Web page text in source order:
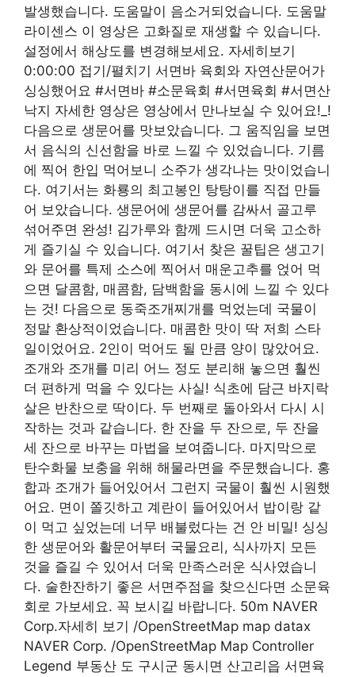
발생했습니다. 도움말이 음소거되었습니다. 도움말
라이센스 이 영상은 고화질로 재생할 수 있습니다.
설정에서 해상도를 변경해보세요. 자세히보기
0:00:00 접기/펼치기 서면바 육회와 자연산문어가
싱싱했어요 #서면바 #소문육회 #서면육회 #서면산
낙지 자세한 영상은 영상에서 만나보실 수 있어요!_!
다음으로 생문어를 맛보았습니다. 그 움직임을 보면
서 음식의 신선함을 바로 느낄 수 있었습니다. 기름
에 찍어 한입 먹어보니 소주가 생각나는 맛이었습니
다. 여기서는 화룡의 최고봉인 탕탕이를 직접 만들
어 보았습니다. 생문어에 생문어를 감싸서 골고루
섞어주면 완성! 김가루와 함께 드시면 더욱 고소하
게 즐기실 수 있습니다. 여기서 찾은 꿀팁은 생고기
와 문어를 특제 소스에 찍어서 매운고추를 얹어 먹
으면 달콤함, 매콤함, 담백함을 동시에 느낄 수 있다
는 것! 다음으로 동죽조개찌개를 먹었는데 국물이
정말 환상적이었습니다. 매콤한 맛이 딱 저희 스타
일이었어요. 2인이 먹어도 될 만큼 양이 많았어요.
조개와 조개를 미리 어느 정도 분리해 놓으면 훨씬
더 편하게 먹을 수 있다는 사실! 식초에 담근 바지락
살은 반찬으로 딱이다. 두 번째로 돌아와서 다시 시
작하는 것과 같습니다. 한 잔을 두 잔으로, 두 잔을
세 잔으로 바꾸는 마법을 보여줍니다. 마지막으로
탄수화물 보충을 위해 해물라면을 주문했습니다. 홍
합과 조개가 들어있어서 그런지 국물이 훨씬 시원했
어요. 면이 쫄깃하고 계란이 들어있어서 밥이랑 같
이 먹고 싶었는데 너무 배불렀다는 건 안 비밀! 싱싱
한 생문어와 활문어부터 국물요리, 식사까지 모든
것을 즐길 수 있어서 더욱 만족스러운 식사였습니
다. 술한잔하기 좋은 서면주점을 찾으신다면 소문육
회로 가보세요. 꼭 보시길 바랍니다. 50m NAVER
Corp.자세히 보기 /OpenStreetMap map datax
NAVER Corp. /OpenStreetMap Map Controller
Legend 부동산 도 구시군 동시면 산고리읍 서면육